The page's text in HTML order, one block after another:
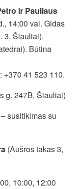
ir Pauliaus
14:00 val. Gidas
3, Šiauliai).
Būtina
+370 41 523 110.
g. 247B, Šiauliai)
susitikimas su
(Aušros takas 3,
10:00, 12:00